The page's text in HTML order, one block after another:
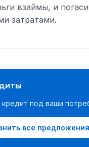
взаймы, и
затратами.
под ваши
все предложения